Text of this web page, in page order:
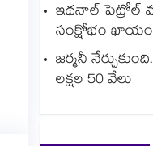
ఇథనాల్ పెట్రోల్
సంక్షోభం ఖాయం
జర్మనీ
లక్షల 50 వేలు